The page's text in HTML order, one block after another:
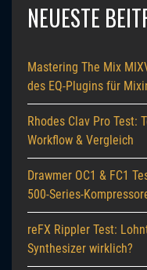
NEUESTE
Mastering The Mix
des EQ-Plugins für
Rhodes Clav Pro Test:
Workflow & Vergleich
Drawmer OC1 & FC1
500-Series-
reFX Rippler Test:
Synthesizer wirklich?